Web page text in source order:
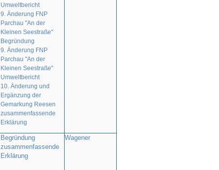
Umweltbericht
9. Änderung FNP
Parchau "An der
Kleinen Seestraße"
Begründung
9. Änderung FNP
Parchau "An der
Kleinen Seestraße"
Umweltbericht
10. Änderung und
Ergänzung der
Gemarkung Reesen
zusammenfassende
Erklärung
Begründung
zusammenfassende
Erklärung
Wagener